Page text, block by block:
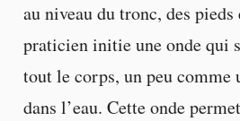
au niveau du tronc, des
praticien initie une onde qui
tout le corps, un peu comme
dans l’eau. Cette onde